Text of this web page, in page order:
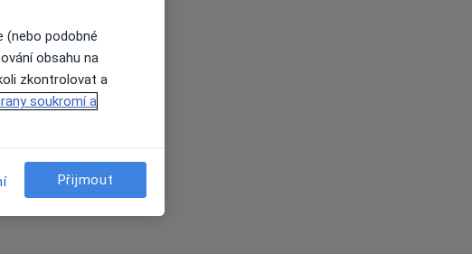
(nebo podobné
obsahu na
zkontrolovat a
soukromí a
Přijmout